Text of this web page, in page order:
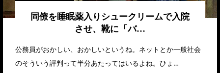
同僚を睡眠薬入りシュークリームで入院
させ、靴に「バ…
公務員がおかしい、おかしいというね。ネットとか一般社会
のそういう評判って半分あたってはいるよね。ひょ…